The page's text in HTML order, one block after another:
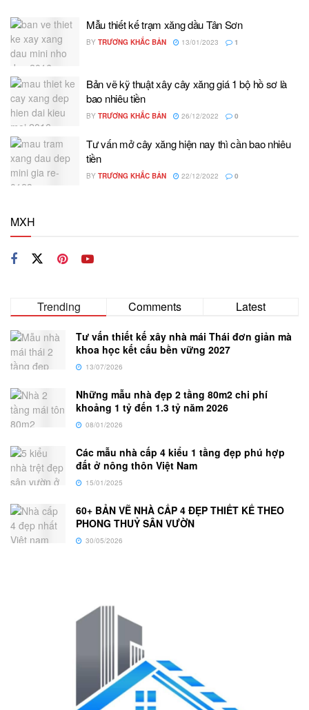
Mẫu thiết kế trạm xăng dầu Tân Sơn
BY TRƯƠNG KHẮC BẢN 13/01/2023 1
Bản vẽ kỹ thuật xây cây xăng giá 1 bộ hồ sơ là
bao nhiêu tiền
BY TRƯƠNG KHẮC BẢN 26/12/2022 0
Tư vấn mở cây xăng hiện nay thì cần bao nhiêu
tiền
BY TRƯƠNG KHẮC BẢN 22/12/2022 0
MXH
Trending Comments Latest
Tư vấn thiết kế xây nhà mái Thái đơn giản mà
khoa học kết cấu bền vững 2027
13/07/2026
Những mẫu nhà đẹp 2 tầng 80m2 chi phí
khoảng 1 tỷ đến 1.3 tỷ năm 2026
08/01/2026
Các mẫu nhà cấp 4 kiểu 1 tầng đẹp phú hợp
đất ở nông thôn Việt Nam
15/01/2025
60+ BẢN VẼ NHÀ CẤP 4 ĐẸP THIẾT KẾ THEO
PHONG THUỶ SÂN VƯỜN
30/05/2026